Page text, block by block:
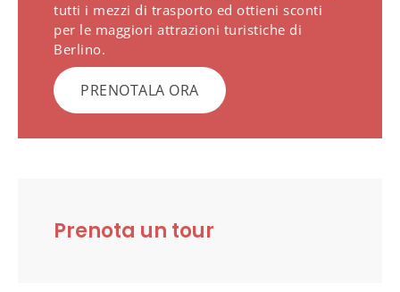
tutti i mezzi di trasporto ed ottieni sconti
per le maggiori attrazioni turistiche di
Berlino.
PRENOTALA ORA
Prenota un tour